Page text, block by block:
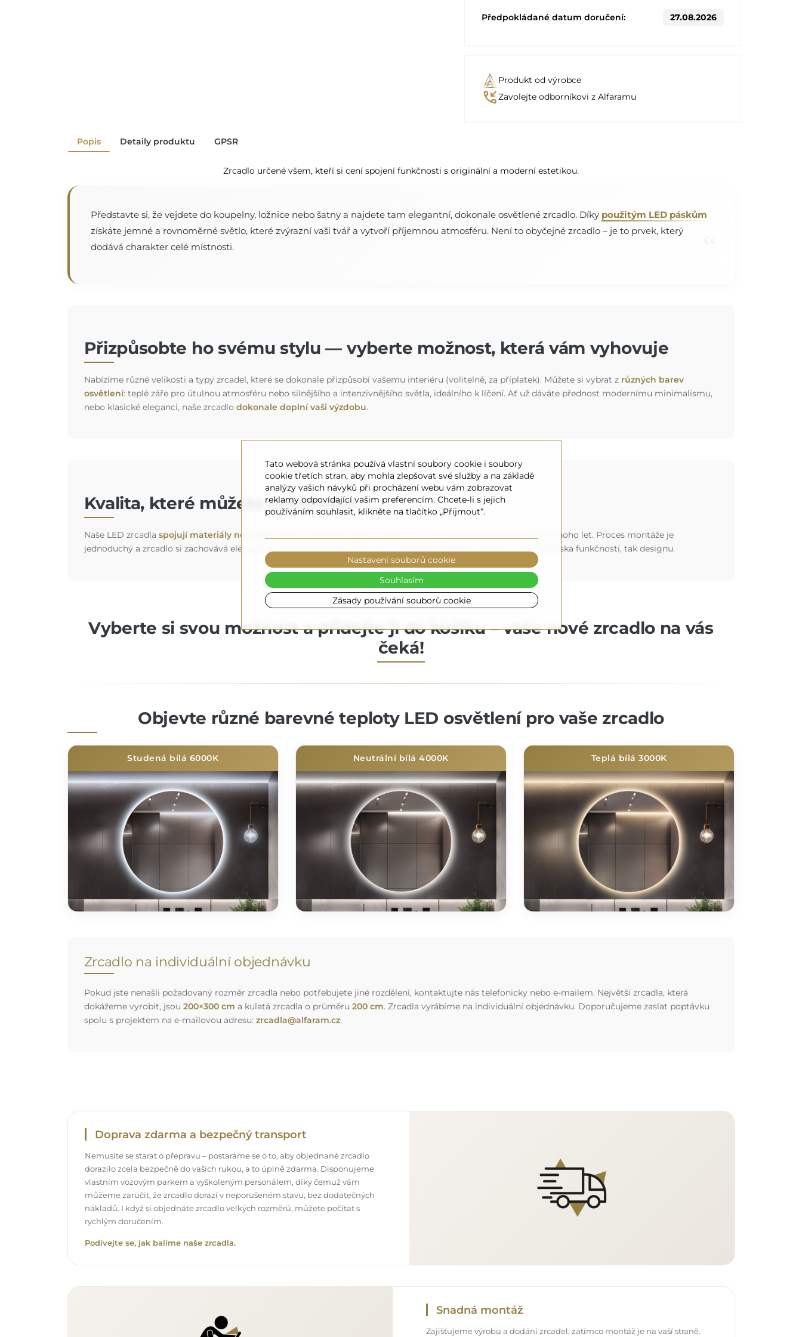
Předpokládané datum doručení: 27.08.2026
Produkt od výrobce
phone_callbackZavolejte odborníkovi z Alfaramu
Popis Detaily produktu GPSR
Zrcadlo určené všem, kteří si cení spojení funkčnosti s originální a moderní estetikou.
Představte si, že vejdete do koupelny, ložnice nebo šatny a najdete tam elegantní, dokonale osvětlené zrcadlo. Díky použitým LED páskům
získáte jemné a rovnoměrné světlo, které zvýrazní vaši tvář a vytvoří příjemnou atmosféru. Není to obyčejné zrcadlo – je to prvek, který
dodává charakter celé místnosti.
Přizpůsobte ho svému stylu — vyberte možnost, která vám vyhovuje
Nabízíme různé velikosti a typy zrcadel, které se dokonale přizpůsobí vašemu interiéru (volitelně, za příplatek). Můžete si vybrat z různých barev
osvětlení: teplé záře pro útulnou atmosféru nebo silnějšího a intenzivnějšího světla, ideálního k líčení. Ať už dáváte přednost modernímu minimalismu,
nebo klasické eleganci, naše zrcadlo dokonale doplní vaši výzdobu.
Kvalita, které můžete důvěřovat
Naše LED zrcadla spojují materiály nejvyšší kvality s pečlivým zpracováním
, což zaručuje jejich trvanlivost na mnoho let. Proces montáže je
jednoduchý a zrcadlo si zachovává elegantní vzhled po dlouhou dobu. Je to
, která se vyplatí — jak z hlediska funkčnosti, tak designu.
Vyberte si svou možnost a přidejte ji do košíku – vaše nové zrcadlo na vás
čeká!
Objevte různé barevné teploty LED osvětlení pro vaše zrcadlo
Studená bílá 6000K Neutrální bílá 4000K Teplá bílá 3000K
Zrcadlo na individuální objednávku
Pokud jste nenašli požadovaný rozměr zrcadla nebo potřebujete jiné rozdělení, kontaktujte nás telefonicky nebo e-mailem. Největší zrcadla, která
dokážeme vyrobit, jsou 200×300 cm a kulatá zrcadla o průměru 200 cm. Zrcadla vyrábíme na individuální objednávku. Doporučujeme zaslat poptávku
spolu s projektem na e-mailovou adresu: zrcadla@alfaram.cz.
Doprava zdarma a bezpečný transport
Nemusíte se starat o přepravu – postaráme se o to, aby objednané zrcadlo
dorazilo zcela bezpečně do vašich rukou, a to úplně zdarma. Disponujeme
vlastním vozovým parkem a vyškoleným personálem, díky čemuž vám
můžeme zaručit, že zrcadlo dorazí v neporušeném stavu, bez dodatečných
nákladů. I když si objednáte zrcadlo velkých rozměrů, můžete počítat s
rychlým doručením.
Podívejte se, jak balíme naše zrcadla.
Snadná montáž
Zajišťujeme výrobu a dodání zrcadel, zatímco montáž je na vaší straně.
Tato webová stránka používá vlastní soubory cookie i soubory
cookie třetích stran, aby mohla zlepšovat své služby a na základě
analýzy vašich návyků při procházení webu vám zobrazovat
reklamy odpovídající vašim preferencím. Chcete-li s jejich
používáním souhlasit, klikněte na tlačítko „Přijmout“.
Zásady používání souborů cookie
Nastavení souborů cookie
Souhlasím